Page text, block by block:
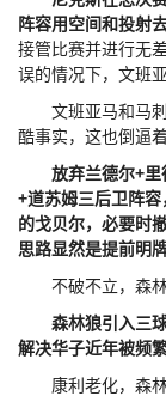
阵容用空间和投射
接管比赛并进行无
误的情况下，文班
文班亚马和马刺
酷事实，这也倒逼
放弃兰德尔+
+道苏姆三后卫阵
的戈贝尔，必要时
思路显然是提前明牌
不破不立，森林
森林狼引入三
解决华子近年被频
康利老化，森林